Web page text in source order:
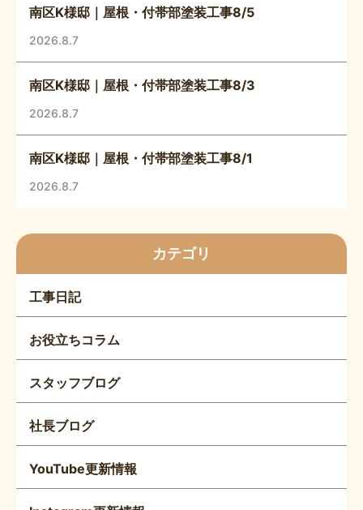
南区K様邸｜屋根・付帯部塗装工事8/5
2026.8.7
南区K様邸｜屋根・付帯部塗装工事8/3
2026.8.7
南区K様邸｜屋根・付帯部塗装工事8/1
2026.8.7
カテゴリ
工事日記
お役立ちコラム
スタッフブログ
社長ブログ
YouTube更新情報